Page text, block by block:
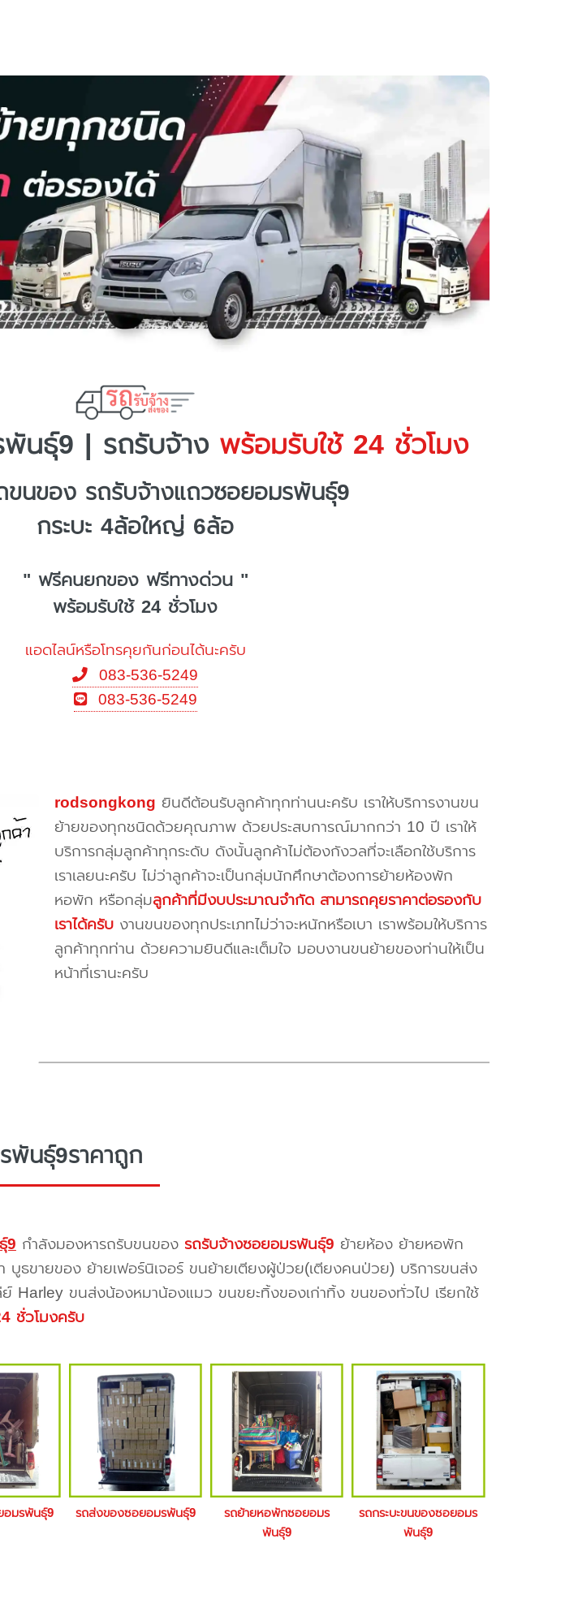
นธุ์9 | รถรับจ้างพร้อมรับใช้ 24 ชั่วโมง
ขนของ รถรับจ้างแถวซอยอมรพันธุ์9
กระบะ 4ล้อใหญ่ 6ล้อ
" ฟรีคนยกของ ฟรีทางด่วน "
พร้อมรับใช้ 24 ชั่วโมง
แอดไลน์หรือโทรคุยกันก่อนได้นะครับ
083-536-5249
083-536-5249
rodsongkong ยินดีต้อนรับลูกค้าทุกท่านนะครับ เราให้บริการงานขน
ย้ายของทุกชนิดด้วยคุณภาพ ด้วยประสบการณ์มากกว่า 10 ปี เราให้
บริการกลุ่มลูกค้าทุกระดับ ดังนั้นลูกค้าไม่ต้องกังวลที่จะเลือกใช้บริการ
เราเลยนะครับ ไม่ว่าลูกค้าจะเป็นกลุ่มนักศึกษาต้องการย้ายห้องพัก
หอพัก หรือกลุ่มลูกค้าที่มีงบประมาณจำกัด สามารถคุยราคาต่อรองกับ
เราได้ครับงานขนของทุกประเภทไม่ว่าจะหนักหรือเบา เราพร้อมให้บริการ
ลูกค้าทุกท่าน ด้วยความยินดีและเต็มใจ มอบงานขนย้ายของท่านให้เป็น
หน้าที่เรานะครับ
พันธุ์9ราคาถูก
9กำลังมองหารถรับขนของ รถรับจ้างซอยอมรพันธุ์9 ย้ายห้อง ย้ายหอพัก
ธขายของ ย้ายเฟอร์นิเจอร์ ขนย้ายเตียงผู้ป่วย(เตียงคนป่วย) บริการขนส่ง
Harley ขนส่งน้องหมาน้องแมว ขนขยะทิ้งของเก่าทิ้ง ขนของทั่วไป เรียกใช้
ชั่วโมงครับ
อมรพันธุ์9 รถส่งของซอยอมรพันธุ์9
รถย้ายหอพักซอยอมร
พันธุ์9
รถกระบะขนของซอยอมร
พันธุ์9